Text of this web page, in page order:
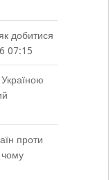
добитися
07:15
проти
чому